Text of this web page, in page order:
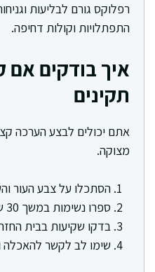
רפלוקס גורם לבליעות
התפתלויות וקולות דחיפה.
איך בודקים
תקינים
אתם יכולים לבצע הערכה
מצוקה.
הסתכלו על צבע העור
ספרו נשימות במשך 30 שניות
בדקו שקיעות בבית
שימו לב לקשר להאכלה